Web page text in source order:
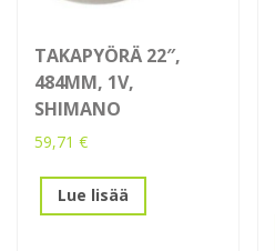
TAKAPYÖRÄ 22″,
484MM, 1V,
SHIMANO
59,71 €
Lue lisää